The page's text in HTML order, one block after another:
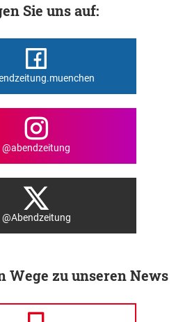
Sie uns auf:
@abendzeitung
@Abendzeitung
Wege zu unseren News